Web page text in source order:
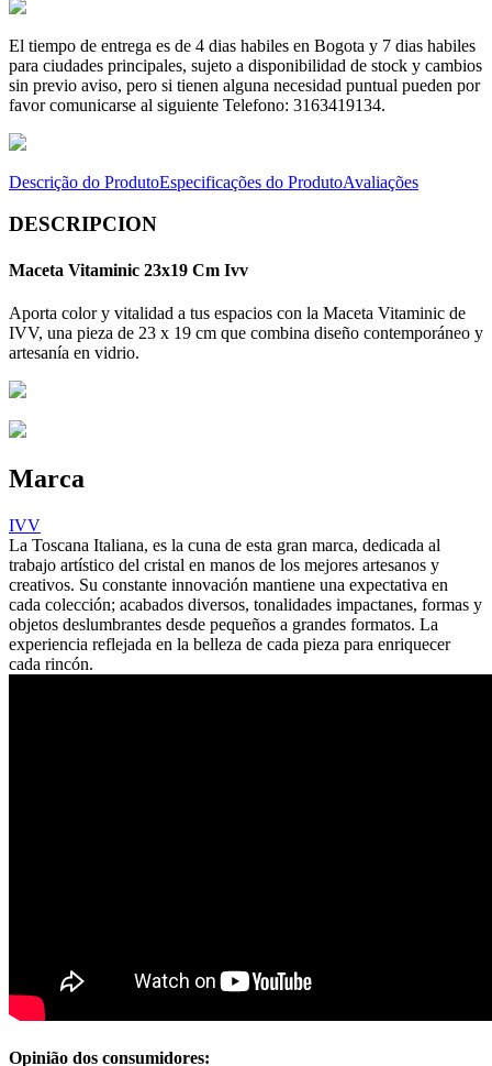
El tiempo de entrega es de 4 dias habiles en Bogota y 7 dias habiles
para ciudades principales, sujeto a disponibilidad de stock y cambios
sin previo aviso, pero si tienen alguna necesidad puntual pueden por
favor comunicarse al siguiente Telefono: 3163419134.
Descrição do ProdutoEspecificações do ProdutoAvaliações
DESCRIPCION
Maceta Vitaminic 23x19 Cm Ivv
Aporta color y vitalidad a tus espacios con la Maceta Vitaminic de
IVV, una pieza de 23 x 19 cm que combina diseño contemporáneo y
artesanía en vidrio.
Marca
IVV
La Toscana Italiana, es la cuna de esta gran marca, dedicada al
trabajo artístico del cristal en manos de los mejores artesanos y
creativos. Su constante innovación mantiene una expectativa en
cada colección; acabados diversos, tonalidades impactanes, formas y
objetos deslumbrantes desde pequeños a grandes formatos. La
experiencia reflejada en la belleza de cada pieza para enriquecer
cada rincón.
Opinião dos consumidores: